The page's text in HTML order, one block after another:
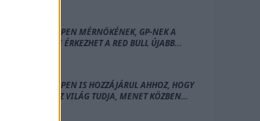
VERSTAPPEN MÉRNÖKÉNEK, GP-NEK A
HELYÉRE ÉRKEZHET A RED BULL ÚJABB
VERSTAPPEN IS HOZZÁJÁRUL AHHOZ, HOGY
AZ EGÉSZ VILÁG TUDJA, MENET KÖZBEN